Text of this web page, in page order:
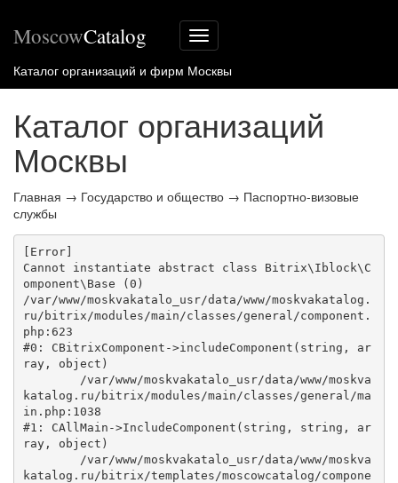
Меню
сайта
MoscowCatalog
Каталог организаций и фирм Москвы
Каталог организаций
Москвы
Главная → Государство и общество → Паспортно-визовые
службы
[Error]
Cannot instantiate abstract class Bitrix\Iblock\C
omponent\Base (0)
/var/www/moskvakatalo_usr/data/www/moskvakatalog.
ru/bitrix/modules/main/classes/general/component.
php:623
#0: CBitrixComponent->includeComponent(string, ar
ray, object)
katalog.ru/bitrix/modules/main/classes/general/ma
in.php:1038
#1: CAllMain->IncludeComponent(string, string, ar
ray, object)
katalog.ru/bitrix/templates/moscowcatalog/compone